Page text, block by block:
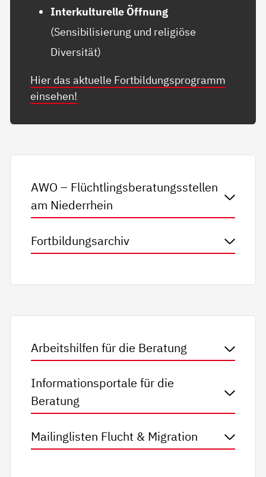
Interkulturelle Öffnung
(Sensibilisierung und religiöse
Diversität)
Hier das aktuelle Fortbildungsprogramm
einsehen!
AWO – Flüchtlingsberatungsstellen
am Niederrhein
Fortbildungsarchiv
Arbeitshilfen für die Beratung
Informationsportale für die
Beratung
Mailinglisten Flucht & Migration